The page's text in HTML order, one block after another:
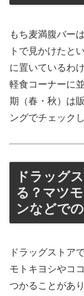
もち麦満腹バー
トで見かけたと
に置いているわ
軽食コーナーに
期（春・秋）は
ングでチェック
ドラッグ
る？マツ
ンなどで
ドラッグストア
モトキヨシやコ
つかることがあ